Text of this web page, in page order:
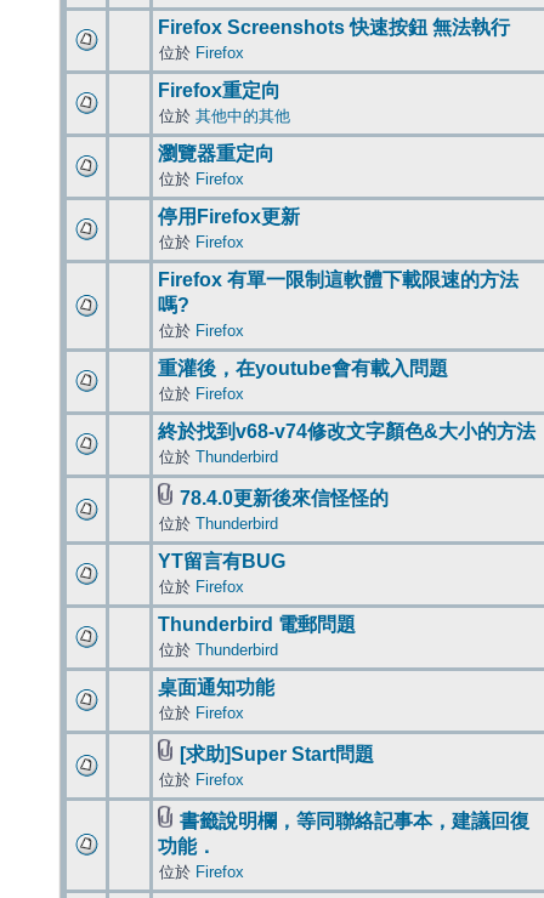
Firefox Screenshots 快速按鈕 無法執行
位於 Firefox
Firefox重定向
位於 其他中的其他
瀏覽器重定向
位於 Firefox
停用Firefox更新
位於 Firefox
Firefox 有單一限制這軟體下載限速的方法
嗎?
位於 Firefox
重灌後，在youtube會有載入問題
位於 Firefox
終於找到v68-v74修改文字顏色&大小的方法
位於 Thunderbird
78.4.0更新後來信怪怪的
位於 Thunderbird
YT留言有BUG
位於 Firefox
Thunderbird 電郵問題
位於 Thunderbird
桌面通知功能
位於 Firefox
[求助]Super Start問題
位於 Firefox
書籤說明欄，等同聯絡記事本，建議回復
功能．
位於 Firefox